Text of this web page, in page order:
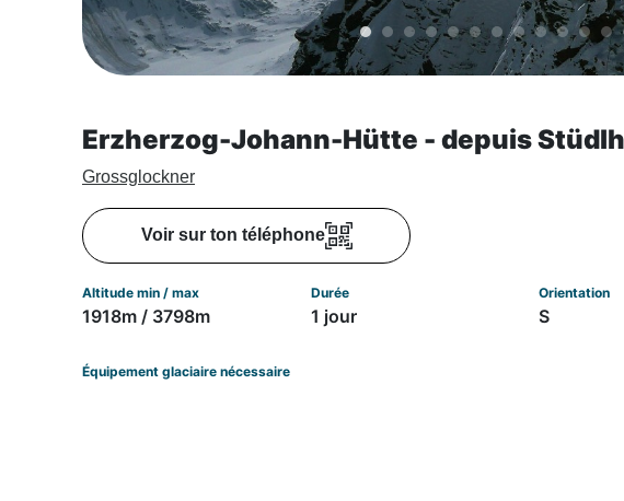
Erzherzog-Johann-Hütte - depuis
Grossglockner
Voir sur ton téléphone
Altitude min / max
1918m / 3798m
Durée
1 jour
Orientation
S
Équipement glaciaire nécessaire